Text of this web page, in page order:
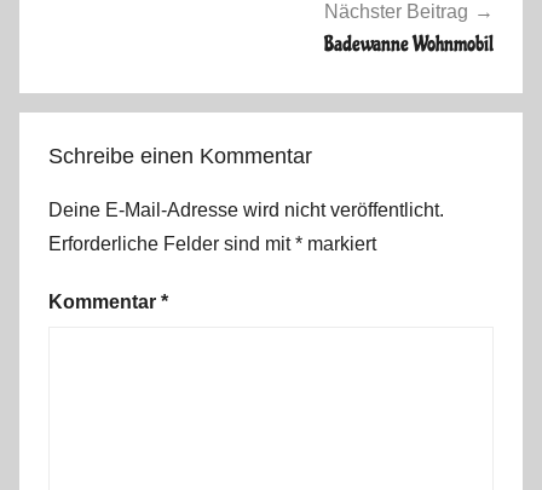
Nächster Beitrag
Badewanne Wohnmobil
Schreibe einen Kommentar
Deine E-Mail-Adresse wird nicht veröffentlicht.
Erforderliche Felder sind mit* markiert
Kommentar *